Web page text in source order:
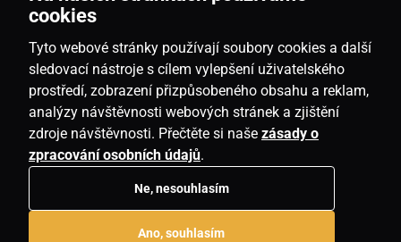
SK
www.housemania.sk
cookies
Tyto webové stránky používají soubory cookies a další
sledovací nástroje s cílem vylepšení uživatelského
prostředí, zobrazení přizpůsobeného obsahu a reklam,
analýzy návštěvnosti webových stránek a zjištění
zdroje návštěvnosti. Přečtěte si naše zásady o
zpracování osobních údajů.
Ne, nesouhlasím
Ano, souhlasím